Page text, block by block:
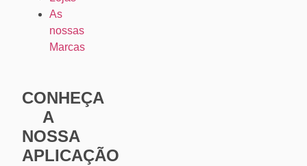
As
nossas
Marcas
CONHEÇA
A
NOSSA
APLICAÇÃO